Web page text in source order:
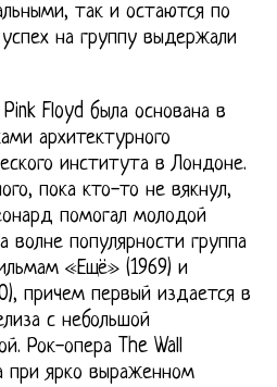
так и остаются по
на группу выдержали
Floyd была основана в
архитектурного
института в Лондоне.
пока кто-то не вякнул,
помогал молодой
волне популярности группа
«Ещё» (1969) и
причем первый издается в
с небольшой
Рок-опера The Wall
при ярко выраженном